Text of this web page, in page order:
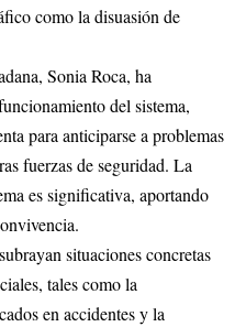
como la disuasión de
Sonia Roca, ha
del sistema,
para anticiparse a problemas
fuerzas de seguridad. La
es significativa, aportando
situaciones concretas
tales como la
en accidentes y la